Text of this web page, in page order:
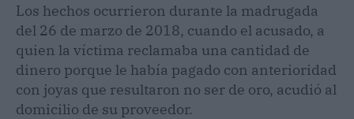
Los hechos ocurrieron durante la madrugada
del 26 de marzo de 2018, cuando el acusado, a
quien la víctima reclamaba una cantidad de
dinero porque le había pagado con anterioridad
con joyas que resultaron no ser de oro, acudió al
domicilio de su proveedor.